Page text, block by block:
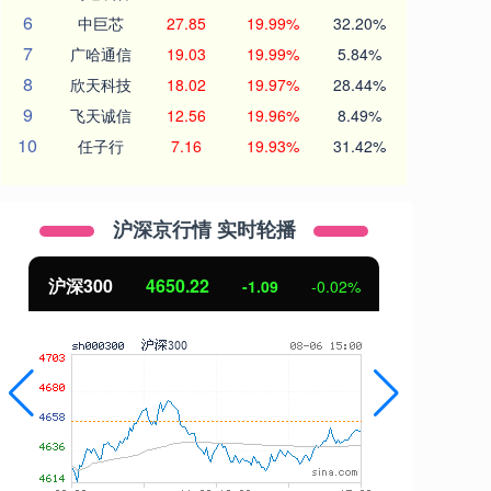
6 中巨芯 27.85 19.99% 32.20%
7 广哈通信 19.03 19.99% 5.84%
8 欣天科技 18.02 19.97% 28.44%
9 飞天诚信 12.56 19.96% 8.49%
10 任子行 7.16 19.93% 31.42%
沪深京行情 实时轮播
沪深300 4650.22 -1.09 -0.02%